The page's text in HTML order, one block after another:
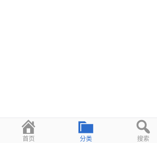
首页 分类 搜索